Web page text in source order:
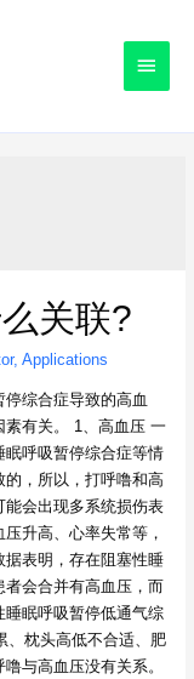
Main
关联?
, Applications
综合症导致的高血
素有关。 1、高血压 一
呼吸暂停综合症等情
，所以，打呼噜和高
会出现多系统损伤表
升高、心率失常等，
表明，存在阻塞性睡
会合并有高血压，而
眠呼吸暂停低通气综
、枕头高低不合适、肥
与高血压没有关系。